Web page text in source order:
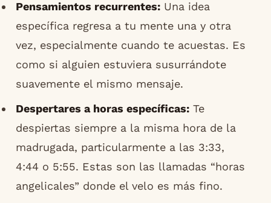
Pensamientos recurrentes:Una idea
específica regresa a tu mente una y otra
vez, especialmente cuando te acuestas. Es
como si alguien estuviera susurrándote
suavemente el mismo mensaje.
Despertares a horas específicas:Te
despiertas siempre a la misma hora de la
madrugada, particularmente a las 3:33,
4:44 o 5:55. Estas son las llamadas “horas
angelicales” donde el velo es más fino.